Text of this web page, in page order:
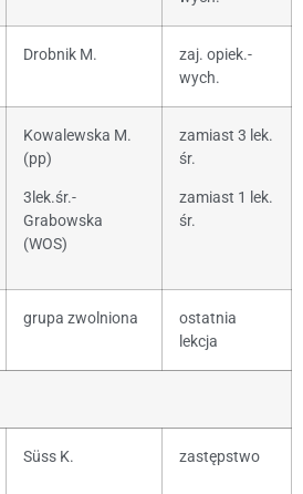
Drobnik M.
zaj. opiek.-
wych.
Kowalewska M.
(pp)
3lek.śr.-
Grabowska
(WOS)
zamiast 3 lek.
śr.
zamiast 1 lek.
śr.
grupa zwolniona
ostatnia
lekcja
Süss K. zastępstwo